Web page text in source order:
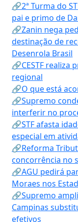
🔗2ª Turma do
pai e primo de
🔗Zanin nega
destinação de
Desenrola Brasil
🔗CESTF realiza
regional
🔗O que está
🔗Supremo
interferir no
🔗STF afasta
especial em
🔗Reforma
concorrência no
🔗AGU pedirá
Moraes nos
🔗Supremo
Campinas
efetivos